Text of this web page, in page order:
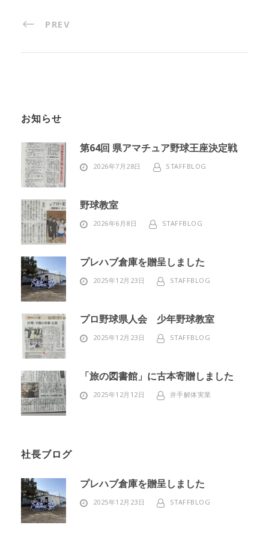
PREV
お知らせ
第64回 県アマチュア野球王座決定戦
2026年7月28日 STAFFBLOG
野球教室
2026年6月8日 STAFFBLOG
プレハブ倉庫を贈呈しました
2025年12月23日 STAFFBLOG
プロ野球県人会 少年野球教室
2025年12月23日 STAFFBLOG
「旅の図書館」に古本寄贈しました
2025年12月12日 井手解体実業
社長ブログ
プレハブ倉庫を贈呈しました
2025年12月23日 STAFFBLOG